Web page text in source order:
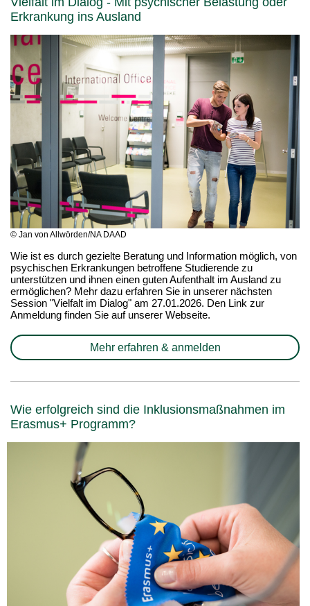
Erkrankung ins Ausland
© Jan von Allwörden/NA DAAD
Wie ist es durch gezielte Beratung und Information möglich, von
psychischen Erkrankungen betroffene Studierende zu
unterstützen und ihnen einen guten Aufenthalt im Ausland zu
ermöglichen? Mehr dazu erfahren Sie in unserer nächsten
Session "Vielfalt im Dialog" am 27.01.2026. Den Link zur
Anmeldung finden Sie auf unserer Webseite.
Mehr erfahren & anmelden
Wie erfolgreich sind die Inklusionsmaßnahmen im
Erasmus+ Programm?